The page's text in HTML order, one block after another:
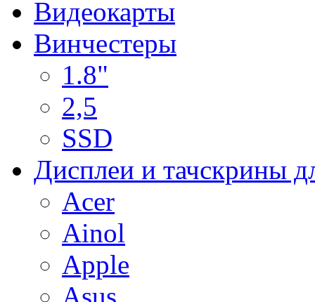
Видеокарты
Винчестеры
1.8"
2,5
SSD
Дисплеи и тачскрины
Acer
Ainol
Apple
Asus